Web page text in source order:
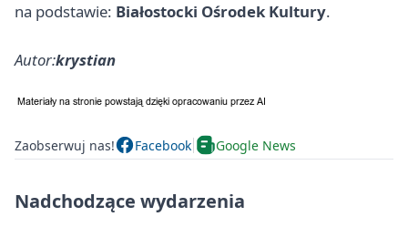
na podstawie: Białostocki Ośrodek Kultury.
Autor:krystian
Zaobserwuj nas! Facebook Google News
Nadchodzące wydarzenia